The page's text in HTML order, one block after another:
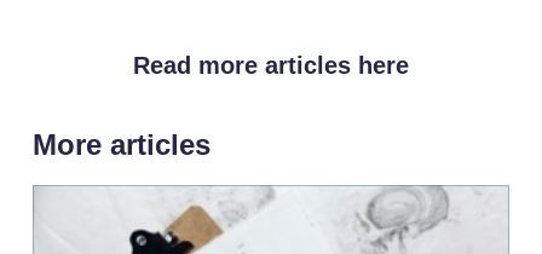
Read more articles here
More articles